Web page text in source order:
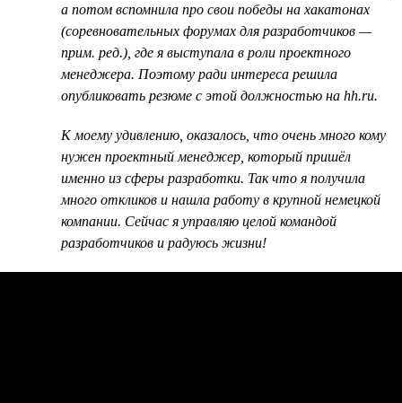
а потом вспомнила про свои победы на хакатонах
(соревновательных форумах для разработчиков —
прим. ред.), где я выступала в роли проектного
менеджера. Поэтому ради интереса решила
опубликовать резюме с этой должностью на hh.ru.
К моему удивлению, оказалось, что очень много кому
нужен проектный менеджер, который пришёл
именно из сферы разработки. Так что я получила
много откликов и нашла работу в крупной немецкой
компании. Сейчас я управляю целой командой
разработчиков и радуюсь жизни!